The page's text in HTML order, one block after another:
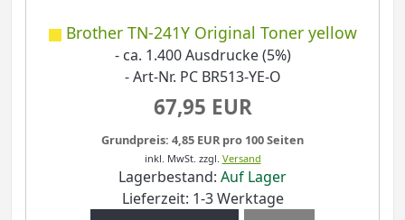
Brother TN-241Y Original Toner yellow
- ca. 1.400 Ausdrucke (5%)
- Art-Nr. PC BR513-YE-O
67,95 EUR
Grundpreis: 4,85 EUR pro 100 Seiten
inkl. MwSt. zzgl. Versand
Lagerbestand: Auf Lager
Lieferzeit: 1-3 Werktage